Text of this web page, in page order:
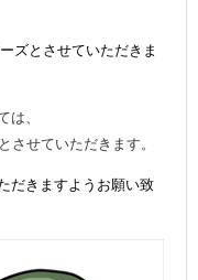
ズとさせていただきま
は、
させていただきます。
だきますようお願い致